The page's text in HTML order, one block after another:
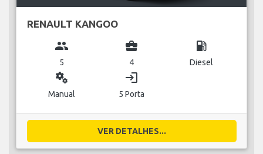
RENAULT KANGOO
group
5
business_center
4
local_gas_station
Diesel
miscellaneous_services
Manual
login
5 Porta
VER DETALHES...